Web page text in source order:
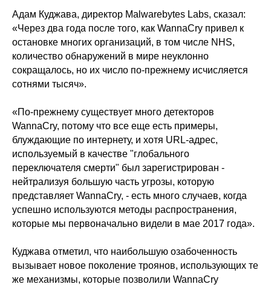
Адам Куджава, директор Malwarebytes Labs, сказал:
«Через два года после того, как WannaCry привел к
остановке многих организаций, в том числе NHS,
количество обнаружений в мире неуклонно
сокращалось, но их число по-прежнему исчисляется
сотнями тысяч».
«По-прежнему существует много детекторов
WannaCry, потому что все еще есть примеры,
блуждающие по интернету, и хотя URL-адрес,
используемый в качестве "глобального
переключателя смерти" был зарегистрирован -
нейтрализуя большую часть угрозы, которую
представляет WannaCry, - есть много случаев, когда
успешно используются методы распространения,
которые мы первоначально видели в мае 2017 года».
Куджава отметил, что наибольшую озабоченность
вызывает новое поколение троянов, использующих те
же механизмы, которые позволили WannaCry
+7 (800) 555-33-40
expert@ideco.ru
Внедрения
Клиентский сервис
Обучение в вузах
Партнеры
Выбрать
интегратора
Авторизованные центры
О компании
Новости
Карьера в Ideco
Ideco NGFW Novum
Сертификация ФСТЭК
Документация
Прошлые ревизии ПАК
DNS Security в NGFW
Релизы Ideco
Информационная
безопасность в решениях
Ideco
Дорожная карта
620 066, Россия, г. Екатеринбург,
ИНН 6670208848
Содействия Инновациям